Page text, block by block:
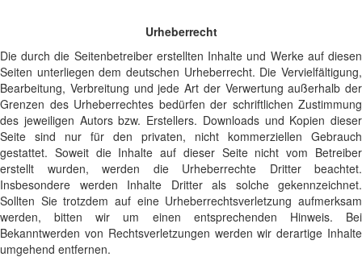
Urheberrecht
Die durch die Seitenbetreiber erstellten Inhalte und Werke auf diesen
Seiten unterliegen dem deutschen Urheberrecht. Die Vervielfältigung,
Bearbeitung, Verbreitung und jede Art der Verwertung außerhalb der
Grenzen des Urheberrechtes bedürfen der schriftlichen Zustimmung
des jeweiligen Autors bzw. Erstellers. Downloads und Kopien dieser
Seite sind nur für den privaten, nicht kommerziellen Gebrauch
gestattet. Soweit die Inhalte auf dieser Seite nicht vom Betreiber
erstellt wurden, werden die Urheberrechte Dritter beachtet.
Insbesondere werden Inhalte Dritter als solche gekennzeichnet.
Sollten Sie trotzdem auf eine Urheberrechtsverletzung aufmerksam
werden, bitten wir um einen entsprechenden Hinweis. Bei
Bekanntwerden von Rechtsverletzungen werden wir derartige Inhalte
umgehend entfernen.